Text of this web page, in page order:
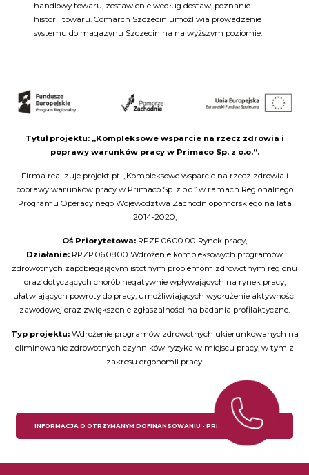
handlowy towaru, zestawienie według dostaw, poznanie
historii towaru. Comarch Szczecin umożliwia prowadzenie
systemu do magazynu Szczecin na najwyższym poziomie.
Tytuł projektu: ,,Kompleksowe wsparcie na rzecz zdrowia i
poprawy warunków pracy w Primaco Sp. z o.o.’’.
Firma realizuje projekt pt. ,,Kompleksowe wsparcie na rzecz zdrowia i
poprawy warunków pracy w Primaco Sp. z o.o.’’ w ramach Regionalnego
Programu Operacyjnego Województwa Zachodniopomorskiego na lata
2014-2020,
Oś Priorytetowa: RPZP.06.00.00 Rynek pracy,
Działanie: RPZP.06.08.00 Wdrożenie kompleksowych programów
zdrowotnych zapobiegającym istotnym problemom zdrowotnym regionu
oraz dotyczących chorób negatywnie wpływających na rynek pracy,
ułatwiających powroty do pracy, umożliwiających wydłużenie aktywności
zawodowej oraz zwiększenie zgłaszalności na badania profilaktyczne.
Typ projektu:Wdrożenie programów zdrowotnych ukierunkowanych na
eliminowanie zdrowotnych czynników ryzyka w miejscu pracy, w tym z
zakresu ergonomii pracy.
INFORMACJA O OTRZYMANYM DOFINANSOWANIU - PRIMACO SP. Z O.O.